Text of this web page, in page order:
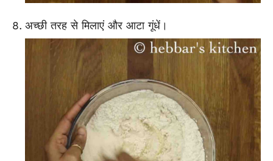
अच्छी तरह से मिलाएं और आटा गूंधें।